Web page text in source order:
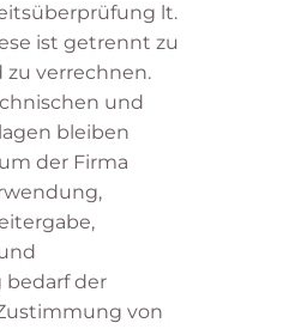
lt.
ist getrennt zu
zu verrechnen.
und
bleiben
der Firma
bedarf der
von